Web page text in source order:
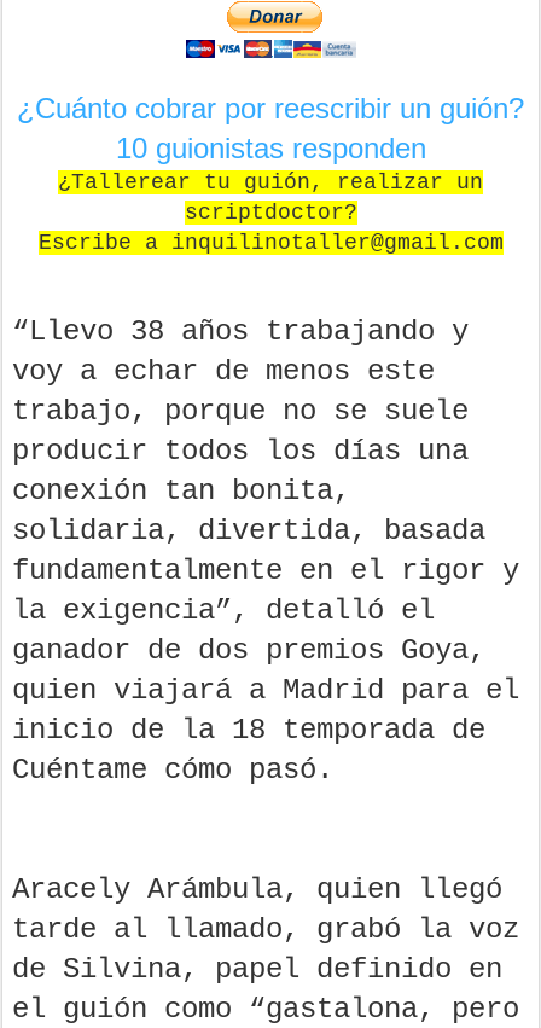
¿Cuánto cobrar por reescribir un guión?
10 guionistas responden
¿Tallerear tu guión, realizar un
scriptdoctor?
Escribe a inquilinotaller@gmail.com
“Llevo 38 años trabajando y
voy a echar de menos este
trabajo, porque no se suele
producir todos los días una
conexión tan bonita,
solidaria, divertida, basada
fundamentalmente en el rigor y
la exigencia”, detalló el
ganador de dos premios Goya,
quien viajará a Madrid para el
inicio de la 18 temporada de
Cuéntame cómo pasó.
Aracely Arámbula, quien llegó
tarde al llamado, grabó la voz
de Silvina, papel definido en
el guión como “gastalona, pero